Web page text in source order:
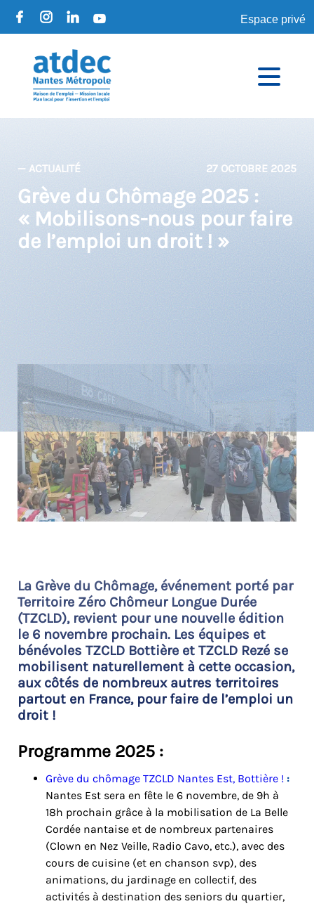
Espace privé
— ACTUALITÉ 27 OCTOBRE 2025
Grève du Chômage 2025 :
« Mobilisons-nous pour faire
de l’emploi un droit ! »
La Grève du Chômage, événement porté par
Territoire Zéro Chômeur Longue Durée
(TZCLD), revient pour une nouvelle édition
le 6 novembre prochain. Les équipes et
bénévoles TZCLD Bottière et TZCLD Rezé se
mobilisent naturellement à cette occasion,
aux côtés de nombreux autres territoires
partout en France, pour faire de l’emploi un
droit !
Programme 2025 :
Grève du chômage TZCLD Nantes Est, Bottière ! :
Nantes Est sera en fête le 6 novembre, de 9h à
18h prochain grâce à la mobilisation de La Belle
Cordée nantaise et de nombreux partenaires
(Clown en Nez Veille, Radio Cavo, etc.), avec des
cours de cuisine (et en chanson svp), des
animations, du jardinage en collectif, des
activités à destination des seniors du quartier,